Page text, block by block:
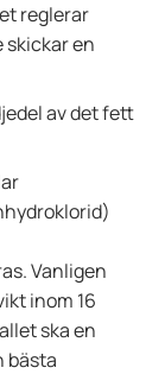
reglerar
skickar en
av det fett
Vanligen
inom 16
ska en
bästa